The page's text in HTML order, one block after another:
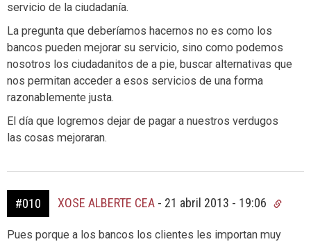
servicio de la ciudadanía.
La pregunta que deberíamos hacernos no es como los
bancos pueden mejorar su servicio, sino como podemos
nosotros los ciudadanitos de a pie, buscar alternativas que
nos permitan acceder a esos servicios de una forma
razonablemente justa.
El día que logremos dejar de pagar a nuestros verdugos
las cosas mejoraran.
#010 XOSE ALBERTE CEA - 21 abril 2013 - 19:06
Pues porque a los bancos los clientes les importan muy